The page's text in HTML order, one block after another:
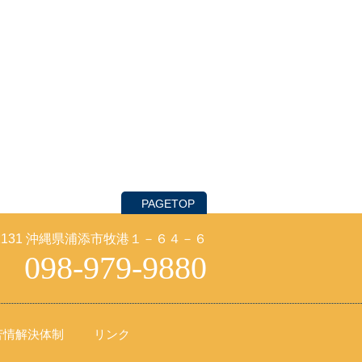
PAGETOP
沖縄県浦添市牧港１－６４－６
098-979-9880
情解決体制 リンク